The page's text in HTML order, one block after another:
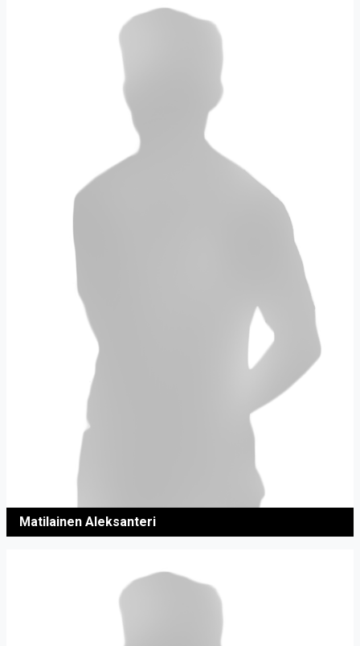
Matilainen Aleksanteri